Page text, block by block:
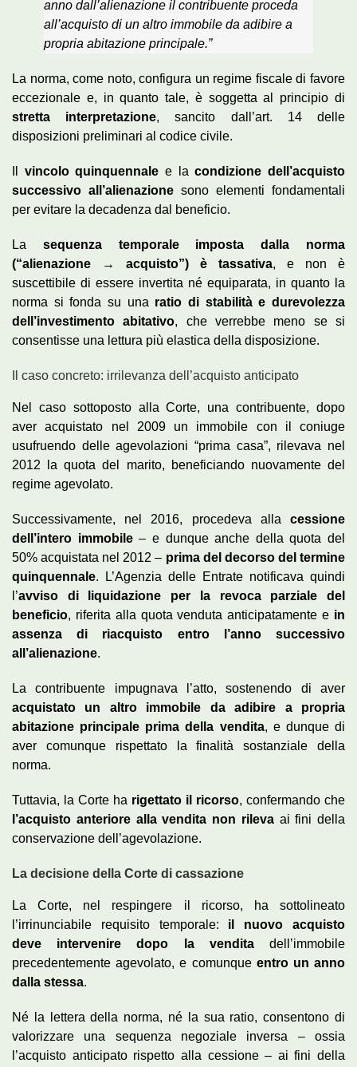
anno dall’alienazione il contribuente proceda
all’acquisto di un altro immobile da adibire a
propria abitazione principale.”
La norma, come noto, configura un regime fiscale di favore
eccezionale e, in quanto tale, è soggetta al principio di
stretta interpretazione, sancito dall’art. 14 delle
disposizioni preliminari al codice civile.
vincolo quinquennale e lacondizione dell’acquisto
successivo all’alienazione sono elementi fondamentali
per evitare la decadenza dal beneficio.
La sequenza temporale imposta dalla norma
(“alienazione → acquisto”) è tassativa, e non è
suscettibile di essere invertita né equiparata, in quanto la
norma si fonda su una ratio di stabilità e durevolezza
dell’investimento abitativo, che verrebbe meno se si
consentisse una lettura più elastica della disposizione.
Il caso concreto: irrilevanza dell’acquisto anticipato
Nel caso sottoposto alla Corte, una contribuente, dopo
aver acquistato nel 2009 un immobile con il coniuge
usufruendo delle agevolazioni “prima casa”, rilevava nel
2012 la quota del marito, beneficiando nuovamente del
regime agevolato.
Successivamente, nel 2016, procedeva alla cessione
dell’intero immobile– e dunque anche della quota del
50% acquistata nel 2012 – prima del decorso del termine
quinquennale. L’Agenzia delle Entrate notificava quindi
l’avviso di liquidazione per la revoca parziale del
beneficio, riferita alla quota venduta anticipatamente e in
assenza di riacquisto entro l’anno successivo
all’alienazione.
La contribuente impugnava l’atto, sostenendo di aver
acquistato un altro immobile da adibire a propria
abitazione principale prima della vendita, e dunque di
aver comunque rispettato la finalità sostanziale della
norma.
Tuttavia, la Corte ha rigettato il ricorso, confermando che
l’acquisto anteriore alla vendita non rilevaai fini della
conservazione dell’agevolazione.
La decisione della Corte di cassazione
La Corte, nel respingere il ricorso, ha sottolineato
l’irrinunciabile requisito temporale: il nuovo acquisto
deve intervenire dopo la venditadell’immobile
precedentemente agevolato, e comunque entro un anno
dalla stessa.
Né la lettera della norma, né la sua ratio, consentono di
valorizzare una sequenza negoziale inversa – ossia
l’acquisto anticipato rispetto alla cessione – ai fini della